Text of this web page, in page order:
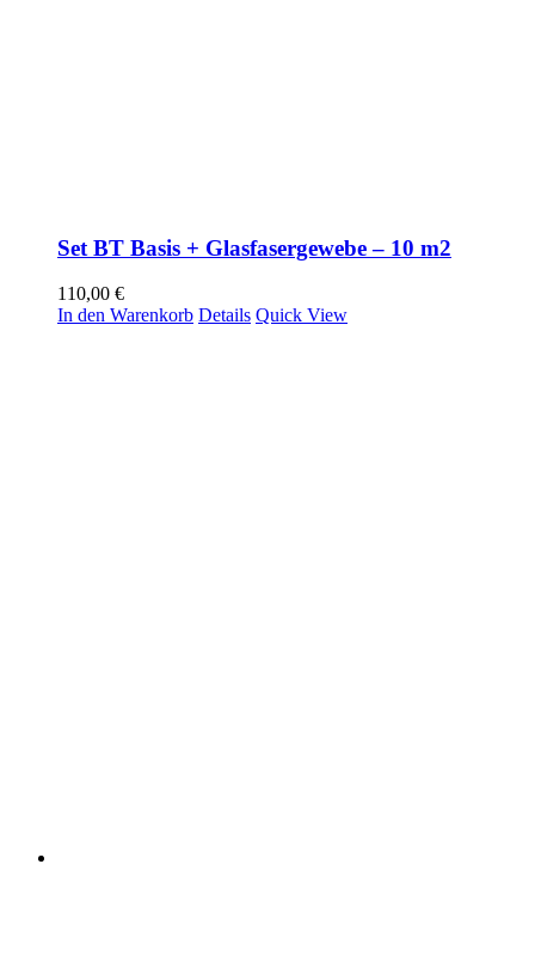
Set BT Basis + Glasfasergewebe – 10 m2
110,00 €
In den Warenkorb Details Quick View